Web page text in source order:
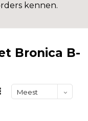
kennen.
Bronica B-
Meest